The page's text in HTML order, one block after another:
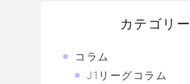
カテゴリー
コラム
J1リーグコラム